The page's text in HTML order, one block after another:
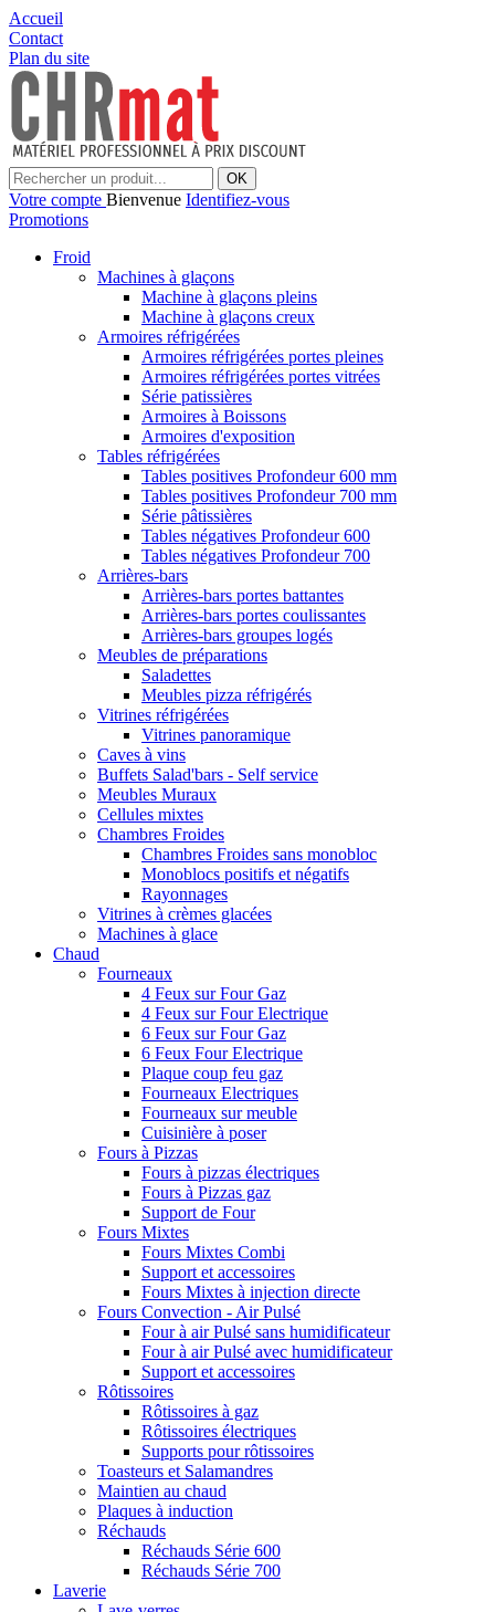
Accueil
Contact
Plan du site
OK
Votre compte Bienvenue Identifiez-vous
Promotions
Froid
Machines à glaçons
Machine à glaçons pleins
Machine à glaçons creux
Armoires réfrigérées
Armoires réfrigérées portes pleines
Armoires réfrigérées portes vitrées
Série patissières
Armoires à Boissons
Armoires d'exposition
Tables réfrigérées
Tables positives Profondeur 600 mm
Tables positives Profondeur 700 mm
Série pâtissières
Tables négatives Profondeur 600
Tables négatives Profondeur 700
Arrières-bars
Arrières-bars portes battantes
Arrières-bars portes coulissantes
Arrières-bars groupes logés
Meubles de préparations
Saladettes
Meubles pizza réfrigérés
Vitrines réfrigérées
Vitrines panoramique
Caves à vins
Buffets Salad'bars - Self service
Meubles Muraux
Cellules mixtes
Chambres Froides
Chambres Froides sans monobloc
Monoblocs positifs et négatifs
Rayonnages
Vitrines à crèmes glacées
Machines à glace
Chaud
Fourneaux
4 Feux sur Four Gaz
4 Feux sur Four Electrique
6 Feux sur Four Gaz
6 Feux Four Electrique
Plaque coup feu gaz
Fourneaux Electriques
Fourneaux sur meuble
Cuisinière à poser
Fours à Pizzas
Fours à pizzas électriques
Fours à Pizzas gaz
Support de Four
Fours Mixtes
Fours Mixtes Combi
Support et accessoires
Fours Mixtes à injection directe
Fours Convection - Air Pulsé
Four à air Pulsé sans humidificateur
Four à air Pulsé avec humidificateur
Support et accessoires
Rôtissoires
Rôtissoires à gaz
Rôtissoires électriques
Supports pour rôtissoires
Toasteurs et Salamandres
Maintien au chaud
Plaques à induction
Réchauds
Réchauds Série 600
Réchauds Série 700
Laverie